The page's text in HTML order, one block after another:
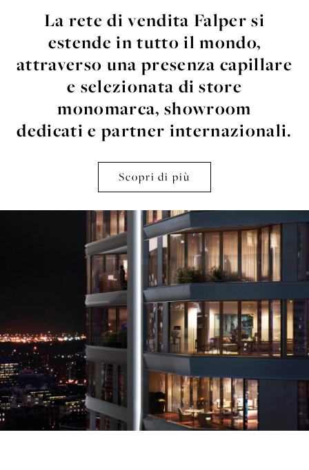
La rete di vendita Falper si
estende in tuttoil mondo,
attraverso una presenza capillare
e selezionata di store
monomarca, showroom
dedicati e partner internazionali.
Scopri di più